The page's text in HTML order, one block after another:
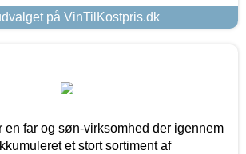
på VinTilKostpris.dk
en far og søn-virksomhed der igennem
et stort sortiment af